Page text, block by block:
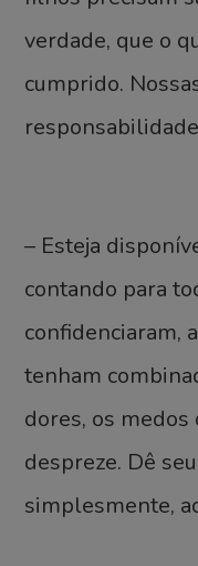
verdade, que o
cumprido.
– Esteja
contando para
confidenciaram,
tenham
dores, os medos
despreze. Dê
simplesmente,